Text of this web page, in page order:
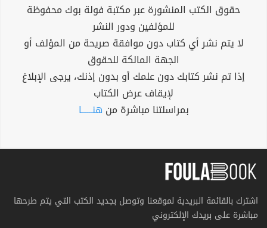
حقوق الكتب المنشورة عبر مكتبة فولة بوك محفوظة
للمؤلفين ودور النشر
لا يتم نشر أي كتاب دون موافقة صريحة من المؤلف أو
الجهة المالكة للحقوق
إذا تم نشر كتابك دون علمك أو بدون إذنك، يرجى الإبلاغ
لإيقاف عرض الكتاب
بمراسلتنا مباشرة من هنــــــا
اشترك بالقائمة البريدية لموقعنا وتوصل بجديد الكتب التي يتم طرحها
مباشرة على بريدك الإلكتروني